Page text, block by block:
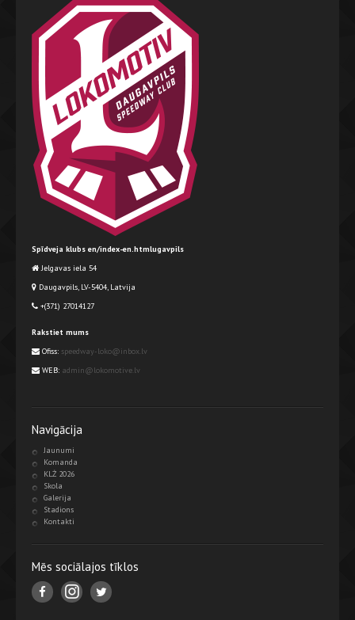
Spīdveja klubs en/index-en.htmlugavpils
Jelgavas iela 54
Daugavpils, LV-5404, Latvija
+(371) 27014127
Rakstiet mums
Ofiss: speedway-loko@inbox.lv
WEB: admin@lokomotive.lv
Navigācija
Jaunumi
Komanda
KLŻ 2026
Skola
Galerija
Stadions
Kontakti
Mēs sociālajos tīklos